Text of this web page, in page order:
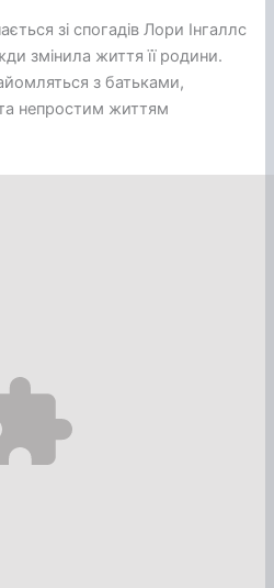
зі спогадів Лори Інгаллс
змінила життя її родини.
з батьками,
непростим життям